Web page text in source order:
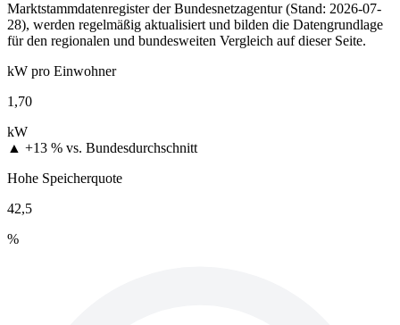
Marktstammdatenregister der Bundesnetzagentur (Stand: 2026-07-
28), werden regelmäßig aktualisiert und bilden die Datengrundlage
für den regionalen und bundesweiten Vergleich auf dieser Seite.
kW pro Einwohner
1,70
kW
▲ +13 % vs. Bundesdurchschnitt
Hohe Speicherquote
42,5
%